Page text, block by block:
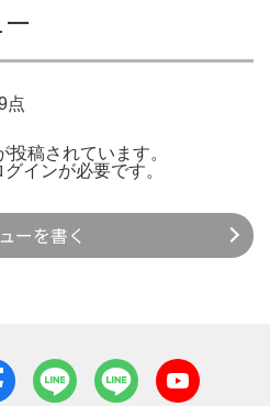
点
稿されています。
グインが必要です。
ーを書く